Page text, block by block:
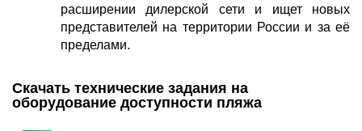
расширении дилерской сети и ищет новых
представителей на территории России и за её
пределами.
Скачать технические задания на
оборудование доступности пляжа